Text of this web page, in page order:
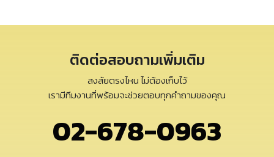
ติดต่อสอบถามเพิ่มเติม
สงสัยตรงไหน ไม่ต้องเก็บไว้
เรามีทีมงานที่พร้อมจะช่วยตอบทุกคำถามของคุณ
02-678-0963